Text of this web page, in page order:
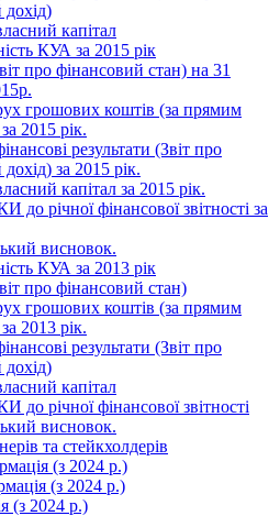
капітал
КУА за 2015 рік
про фінансовий стан) на 31
грошових коштів (за прямим
2015 рік.
результати (Звіт про
за 2015 рік.
капітал за 2015 рік.
річної фінансової звітності за
висновок.
КУА за 2013 рік
про фінансовий стан)
грошових коштів (за прямим
2013 рік.
результати (Звіт про
капітал
річної фінансової звітності
висновок.
та стейкхолдерів
(з 2024 р.)
(з 2024 р.)
(з 2024 р.)